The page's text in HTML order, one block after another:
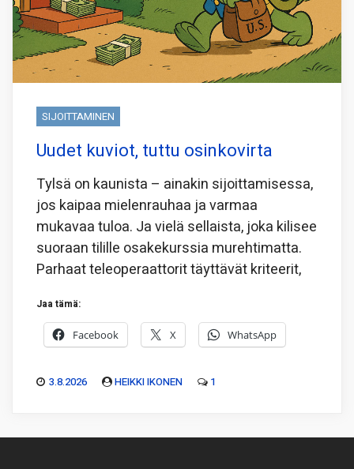
SIJOITTAMINEN
Uudet kuviot, tuttu osinkovirta
Tylsä on kaunista – ainakin sijoittamisessa,
jos kaipaa mielenrauhaa ja varmaa
mukavaa tuloa. Ja vielä sellaista, joka kilisee
suoraan tilille osakekurssia murehtimatta.
Parhaat teleoperaattorit täyttävät kriteerit,
Jaa tämä:
Facebook X WhatsApp
3.8.2026 HEIKKI IKONEN 1